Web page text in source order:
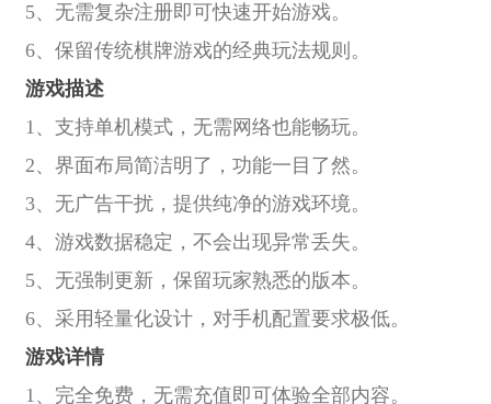
5、无需复杂注册即可快速开始游戏。
6、保留传统棋牌游戏的经典玩法规则。
游戏描述
1、支持单机模式，无需网络也能畅玩。
2、界面布局简洁明了，功能一目了然。
3、无广告干扰，提供纯净的游戏环境。
4、游戏数据稳定，不会出现异常丢失。
5、无强制更新，保留玩家熟悉的版本。
6、采用轻量化设计，对手机配置要求极低。
游戏详情
1、完全免费，无需充值即可体验全部内容。